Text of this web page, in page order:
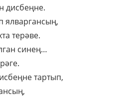
дисбеңне.
ялваргансың,
терәве.
синең…
тартып,